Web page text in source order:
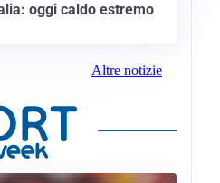
oggi caldo estremo
Altre notizie